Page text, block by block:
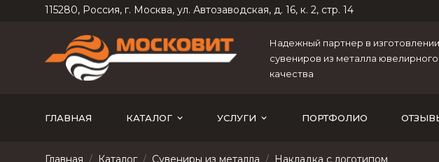
115280, Россия, г. Москва, ул. Автозаводская, д. 16, к. 2, стр. 14
Надежный партнер в изготовлении
сувениров из металла ювелирного
качества
ГЛАВНАЯ КАТАЛОГ УСЛУГИ ПОРТФОЛИО
Главная Каталог Сувениры из металла Накладка с логотипом